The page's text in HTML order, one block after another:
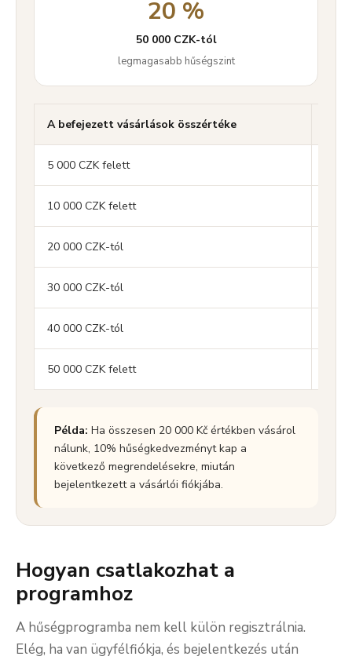
20 %
50 000 CZK-tól
legmagasabb hűségszint
A befejezett vásárlások összértéke
5 000 CZK felett
10 000 CZK felett
20 000 CZK-tól
30 000 CZK-tól
40 000 CZK-tól
50 000 CZK felett
Példa: Ha összesen 20 000 Kč értékben vásárol
nálunk, 10% hűségkedvezményt kap a
következő megrendelésekre, miután
bejelentkezett a vásárlói fiókjába.
Hogyan csatlakozhat a
programhoz
A hűségprogramba nem kell külön regisztrálnia.
Elég, ha van ügyfélfiókja, és bejelentkezés után